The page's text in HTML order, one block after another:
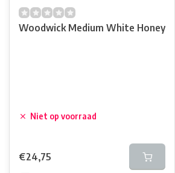
Woodwick Medium White Honey
Niet op voorraad
€24,75